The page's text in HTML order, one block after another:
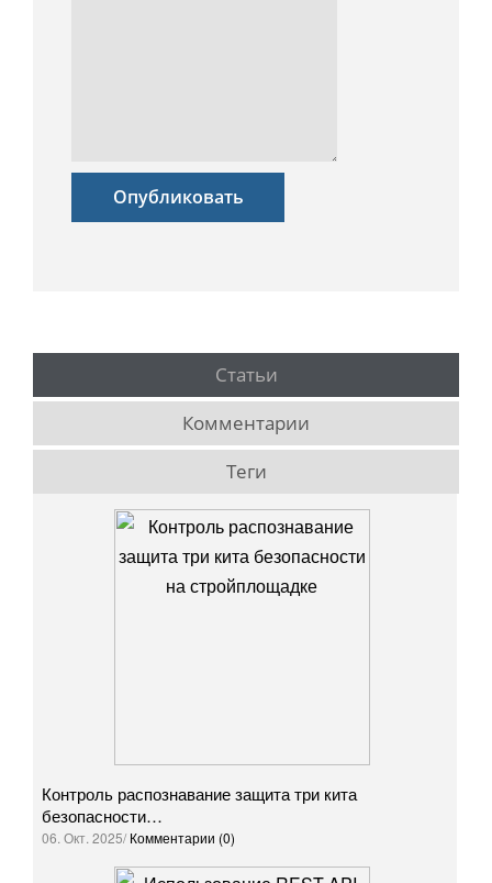
Опубликовать
Статьи
Комментарии
Теги
Контроль распознавание защита три кита
безопасности…
06. Окт. 2025/Комментарии (0)